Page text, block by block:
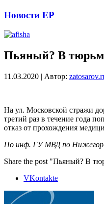
Новости ЕР
Пьяный? В
11.03.2020 | Автор:
На ул. Московской стражи
третий раз в течение года
отказ от прохождения
По инф. ГУ МВД по
Share the post "Пьяный? В
VKontakte